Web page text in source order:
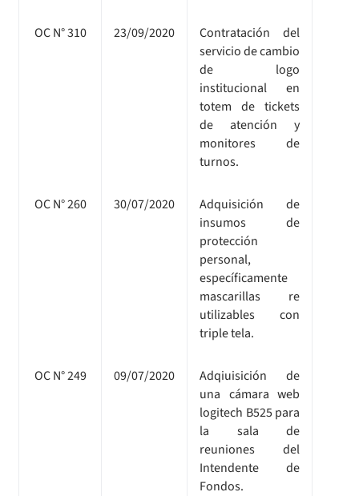
OC N° 310 23/09/2020
Contratación del
servicio de cambio
de logo
institucional en
totem de tickets
de atención y
monitores de
turnos.
OC N° 260 30/07/2020
Adquisición de
insumos de
protección
personal,
específicamente
mascarillas re
utilizables con
triple tela.
OC N° 249 09/07/2020
Adqiuisición de
una cámara web
logitech B525 para
la sala de
reuniones del
Intendente de
Fondos.